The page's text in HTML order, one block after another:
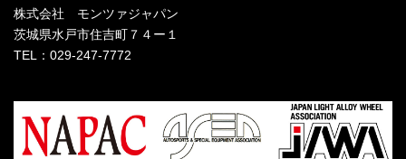
株式会社 モンツァジャパン
茨城県水戸市住吉町７４ー１
TEL：029-247-7772